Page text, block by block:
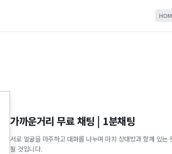
가까운거리 무료 채팅 | 1분채팅
서로 얼굴을 마주하고 대화를 나누며 마치 상대방과 함께 있는
될 것입니다.